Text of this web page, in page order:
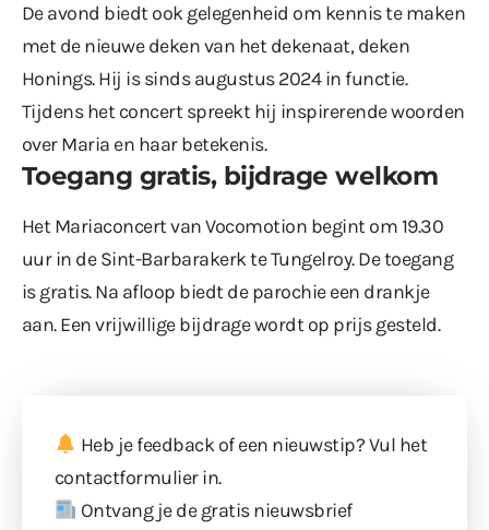
De avond biedt ook gelegenheid om kennis te maken
met de nieuwe deken van het dekenaat, deken
Honings. Hij is sinds augustus 2024 in functie.
Tijdens het concert spreekt hij inspirerende woorden
over Maria en haar betekenis.
Toegang gratis, bijdrage welkom
Het Mariaconcert van Vocomotion begint om 19.30
uur in de Sint-Barbarakerk te Tungelroy. De toegang
is gratis. Na afloop biedt de parochie een drankje
aan. Een vrijwillige bijdrage wordt op prijs gesteld.
Heb je feedback of een nieuwstip? Vul het
contactformulierin.
Ontvang je de gratis nieuwsbrief